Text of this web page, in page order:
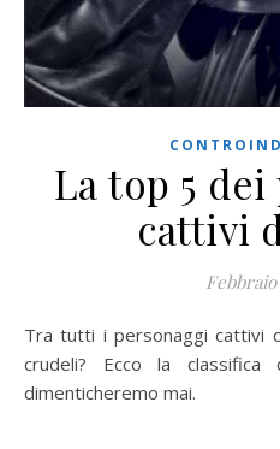
La top 5
cattivi
Febbraio
Tra tutti i personaggi cattivi dei film, quali sono quelli più
crudeli? Ecco la
dimenticheremo mai.